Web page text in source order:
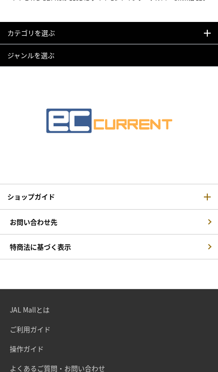
カテゴリを選ぶ
ジャンルを選ぶ
ショップガイド
お問い合わせ先
特商法に基づく表示
JAL Mallとは
ご利用ガイド
操作ガイド
よくあるご質問・お問い合わせ